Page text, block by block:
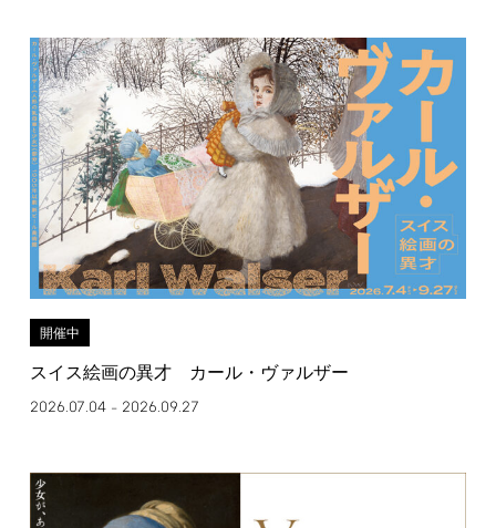
開催中
スイス絵画の異才 カール・ヴァルザー
2026.07.04– 2026.09.27